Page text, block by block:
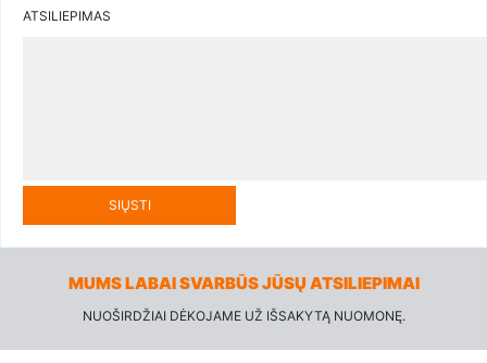
ATSILIEPIMAS
SIŲSTI
MUMS LABAI SVARBŪS JŪSŲ ATSILIEPIMAI
NUOŠIRDŽIAI DĖKOJAME UŽ IŠSAKYTĄ NUOMONĘ.